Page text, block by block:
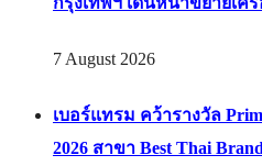
7 August 2026
เบอร์แทรม คว้ารางวัล
2026 สาขา Best Thai